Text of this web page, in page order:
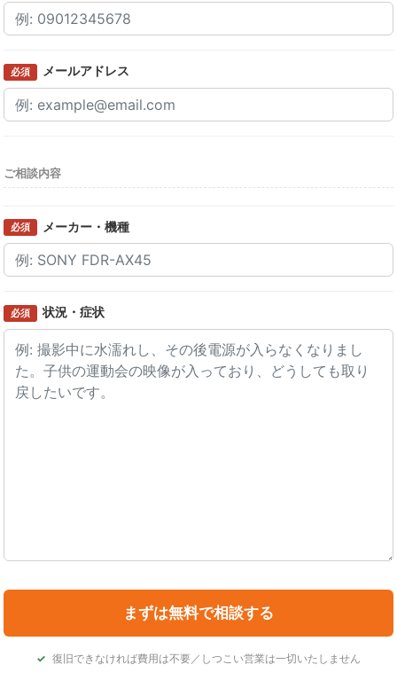
必須 メールアドレス
ご相談内容
必須 メーカー・機種
必須 状況・症状
復旧できなければ費用は不要／しつこい営業は一切いたしません